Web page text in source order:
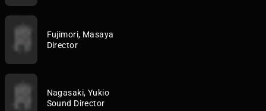
Fujimori, Masaya
Director
Nagasaki, Yukio
Sound Director